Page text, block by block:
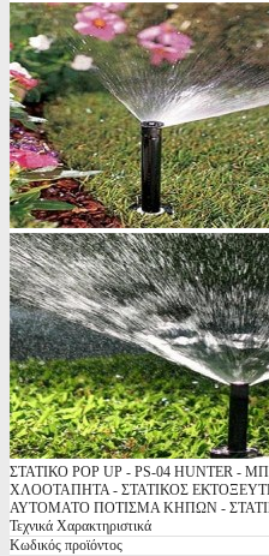
ΣΤΑΤΙΚΟ POP UP - PS-04 HUNTER -
ΧΛΟΟΤΑΠΗΤΑ - ΣΤΑΤΙΚΟΣ
ΑΥΤΟΜΑΤΟ ΠΟΤΙΣΜΑ ΚΗΠΩΝ -
Τεχνικά Χαρακτηριστικά
Κωδικός προϊόντος